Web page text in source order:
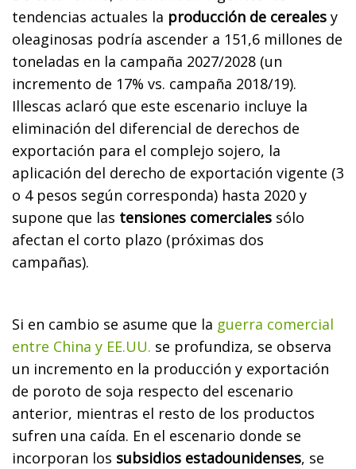
tendencias actuales la producción de cereales y
oleaginosas podría ascender a 151,6 millones de
toneladas en la campaña 2027/2028 (un
incremento de 17% vs. campaña 2018/19).
Illescas aclaró que este escenario incluye la
eliminación del diferencial de derechos de
exportación para el complejo sojero, la
aplicación del derecho de exportación vigente (3
o 4 pesos según corresponda) hasta 2020 y
supone que las tensiones comerciales sólo
afectan el corto plazo (próximas dos
campañas).
Si en cambio se asume que la guerra comercial
entre China y EE.UU. se profundiza, se observa
un incremento en la producción y exportación
de poroto de soja respecto del escenario
anterior, mientras el resto de los productos
sufren una caída. En el escenario donde se
incorporan los subsidios estadounidenses, se